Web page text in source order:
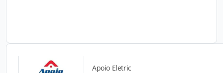
Apoio Eletric